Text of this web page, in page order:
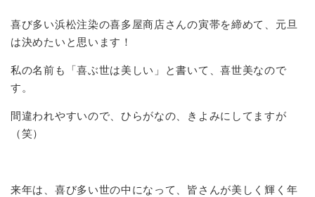
喜び多い浜松注染の喜多屋商店さんの寅帯を締めて、元旦
は決めたいと思います！
私の名前も「喜ぶ世は美しい」と書いて、喜世美なので
す。
間違われやすいので、ひらがなの、きよみにしてますが
（笑）
来年は、喜び多い世の中になって、皆さんが美しく輝く年